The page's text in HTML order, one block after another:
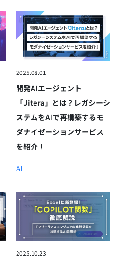
2025.08.01
開発AIエージェント
「Jitera」とは？レガシーシ
ステムをAIで再構築するモ
ダナイゼーションサービス
を紹介！
AI
2025.10.23